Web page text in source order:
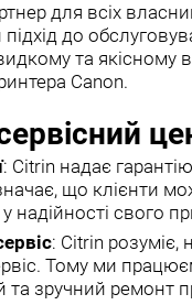
для всіх
до
та якісному
Canon.
: Citrin надає
що клієнти
надійності свого
: Citrin розуміє,
Тому ми
зручний ремонт